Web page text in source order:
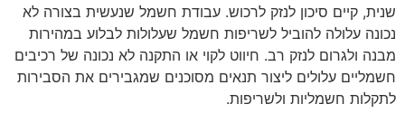
שנית, קיים סיכון לנזק לרכוש. עבודת חשמל שנעשית בצורה לא
נכונה עלולה להוביל לשריפות חשמל שעלולות לבלוע במהירות
מבנה ולגרום לנזק רב. חיווט לקוי או התקנה לא נכונה של רכיבים
חשמליים עלולים ליצור תנאים מסוכנים שמגבירים את הסבירות
לתקלות חשמליות ולשריפות.